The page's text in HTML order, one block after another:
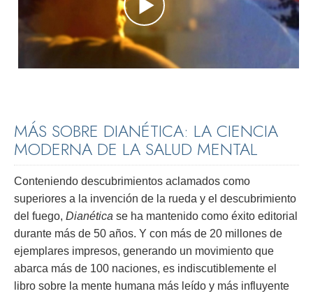
MÁS SOBRE DIANÉTICA: LA CIENCIA
MODERNA DE LA SALUD MENTAL
Conteniendo descubrimientos aclamados como
superiores a la invención de la rueda y el descubrimiento
del fuego, Dianética se ha mantenido como éxito editorial
durante más de 50 años. Y con más de 20 millones de
ejemplares impresos, generando un movimiento que
abarca más de 100 naciones, es indiscutiblemente el
libro sobre la mente humana más leído y más influyente